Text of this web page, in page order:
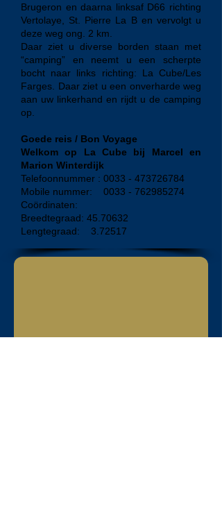
Brugeron en daarna linksaf D66 richting
Vertolaye, St. Pierre La B en vervolgt u
deze weg ong. 2 km.
Daar ziet u diverse borden staan met
“camping” en neemt u een scherpte
bocht naar links richting: La Cube/Les
Farges. Daar ziet u een onverharde weg
aan uw linkerhand en rijdt u de camping
op.
Goede reis / Bon Voyage
Welkom op La Cube bij Marcel en
Marion Winterdijk
Telefoonnummer : 0033 - 473726784
Mobile nummer: 0033 - 762985274
Coördinaten:
Breedtegraad: 45.70632
Lengtegraad: 3.72517